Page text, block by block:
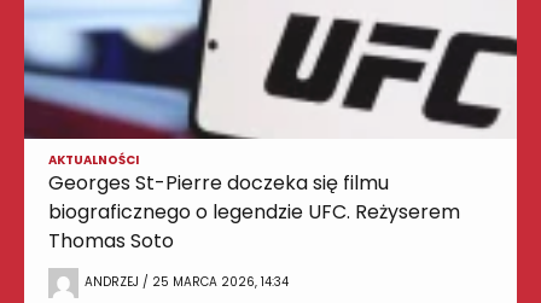
AKTUALNOŚCI
Georges St-Pierre doczeka się filmu
biograficznego o legendzie UFC. Reżyserem
Thomas Soto
ANDRZEJ / 25 MARCA 2026, 14:34